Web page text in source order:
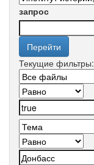
запрос
Текущие фильтры: